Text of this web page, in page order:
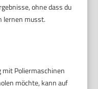
ohne dass du
lernen musst.
mit Poliermaschinen
möchte, kann auf